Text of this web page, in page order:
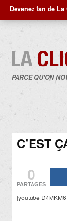
Devenez fan de
PARCE QU'ON
C’EST
0
PARTAGES
[youtube